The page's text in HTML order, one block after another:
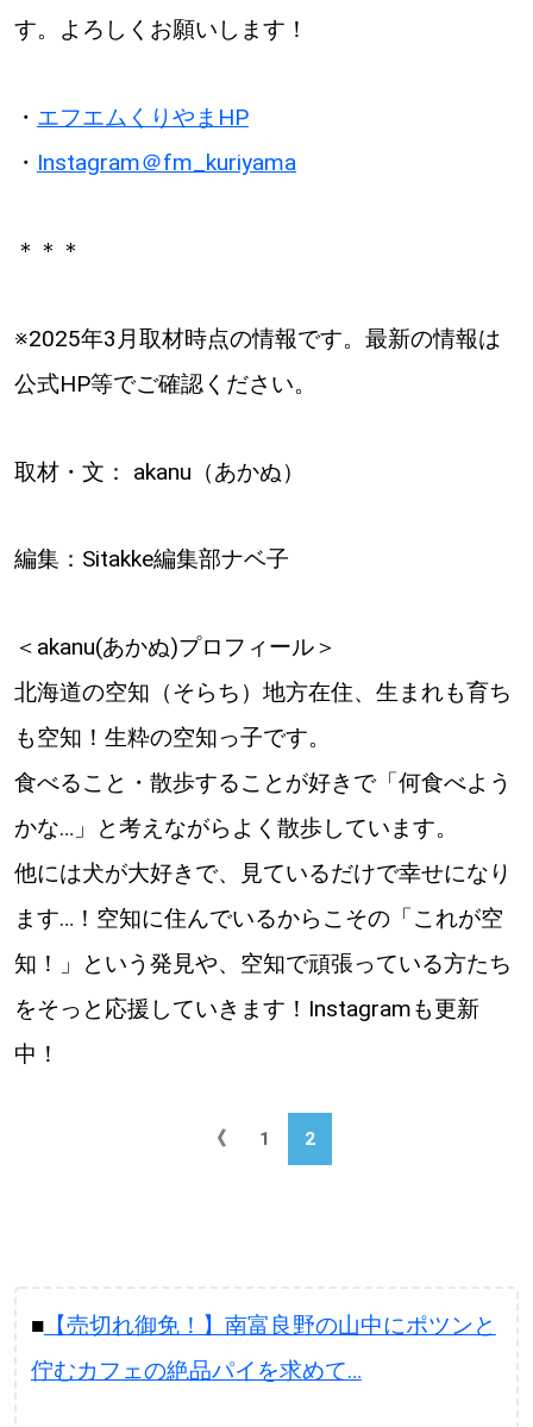
す。よろしくお願いします！
・ エフエムくりやまHP
・ Instagram＠fm_kuriyama
＊＊＊
※2025年3月取材時点の情報です。最新の情報は
公式HP等でご確認ください。
取材・文： akanu（あかぬ）
編集：Sitakke編集部ナベ子
＜akanu(あかぬ)プロフィール＞
北海道の空知（そらち）地方在住、生まれも育ち
も空知！生粋の空知っ子です。
食べること・散歩することが好きで「何食べよう
かな…」と考えながらよく散歩しています。
他には犬が大好きで、見ているだけで幸せになり
ます…！空知に住んでいるからこその「これが空
知！」という発見や、空知で頑張っている方たち
をそっと応援していきます！Instagramも更新
中！
《 1 2
■【売切れ御免！】南富良野の山中にポツンと
佇むカフェの絶品パイを求めて…